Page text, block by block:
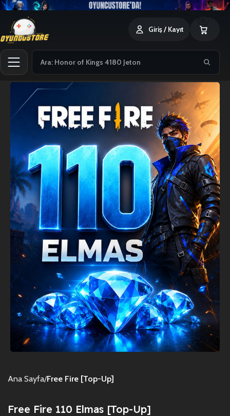
Giriş / Kayıt
Ana Sayfa Free Fire [Top-Up]
Free Fire 110 Elmas [Top-Up]